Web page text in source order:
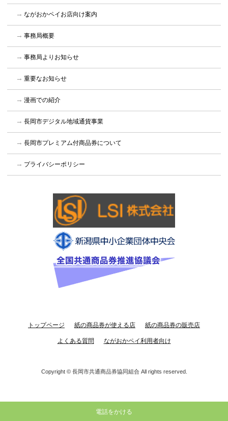
ながおかペイお店向け案内
事務局概要
事務局よりお知らせ
重要なお知らせ
漫画での紹介
長岡市デジタル地域通貨事業
長岡市プレミアム付商品券について
プライバシーポリシー
電話をかける
トップページ 紙の商品券が使える店 紙の商品券の販売店
よくある質問 ながおかペイ利用者向け
Copyright © 長岡市共通商品券協同組合All rights reserved.